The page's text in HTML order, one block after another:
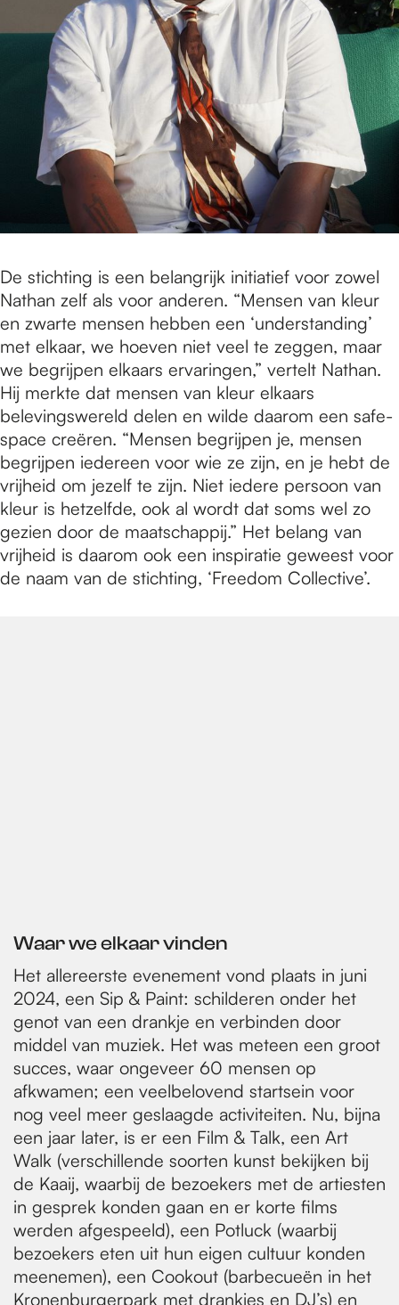
De stichting is een belangrijk initiatief voor zowel
Nathan zelf als voor anderen. “Mensen van kleur
en zwarte mensen hebben een ‘understanding’
met elkaar, we hoeven niet veel te zeggen, maar
we begrijpen elkaars ervaringen,” vertelt Nathan.
Hij merkte dat mensen van kleur elkaars
belevingswereld delen en wilde daarom een safe-
space creëren. “Mensen begrijpen je, mensen
begrijpen iedereen voor wie ze zijn, en je hebt de
vrijheid om jezelf te zijn. Niet iedere persoon van
kleur is hetzelfde, ook al wordt dat soms wel zo
gezien door de maatschappij.” Het belang van
vrijheid is daarom ook een inspiratie geweest voor
de naam van de stichting, ‘Freedom Collective’.
Waar we elkaar vinden
Het allereerste evenement vond plaats in juni
2024, een Sip & Paint: schilderen onder het
genot van een drankje en verbinden door
middel van muziek. Het was meteen een groot
succes, waar ongeveer 60 mensen op
afkwamen; een veelbelovend startsein voor
nog veel meer geslaagde activiteiten. Nu, bijna
een jaar later, is er een Film & Talk, een Art
Walk (verschillende soorten kunst bekijken bij
de Kaaij, waarbij de bezoekers met de artiesten
in gesprek konden gaan en er korte films
werden afgespeeld), een Potluck (waarbij
bezoekers eten uit hun eigen cultuur konden
meenemen), een Cookout (barbecueën in het
Kronenburgerpark met drankjes en DJ’s) en